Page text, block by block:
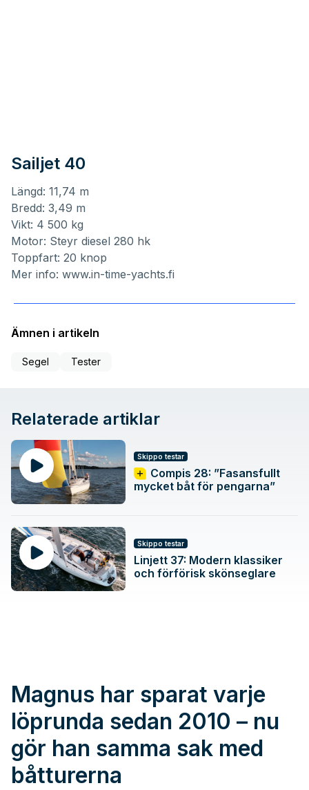
Sailjet 40
Längd: 11,74 m
Bredd: 3,49 m
Vikt: 4 500 kg
Motor: Steyr diesel 280 hk
Toppfart: 20 knop
Mer info: www.in-time-yachts.fi
Ämnen i artikeln
Segel Tester
Relaterade artiklar
Skippo testar
Compis 28: ”Fasansfullt
mycket båt för pengarna”
Skippo testar
Linjett 37: Modern klassiker
och förförisk skönseglare
Magnus har sparat varje
löprunda sedan 2010 – nu
gör han samma sak med
båtturerna